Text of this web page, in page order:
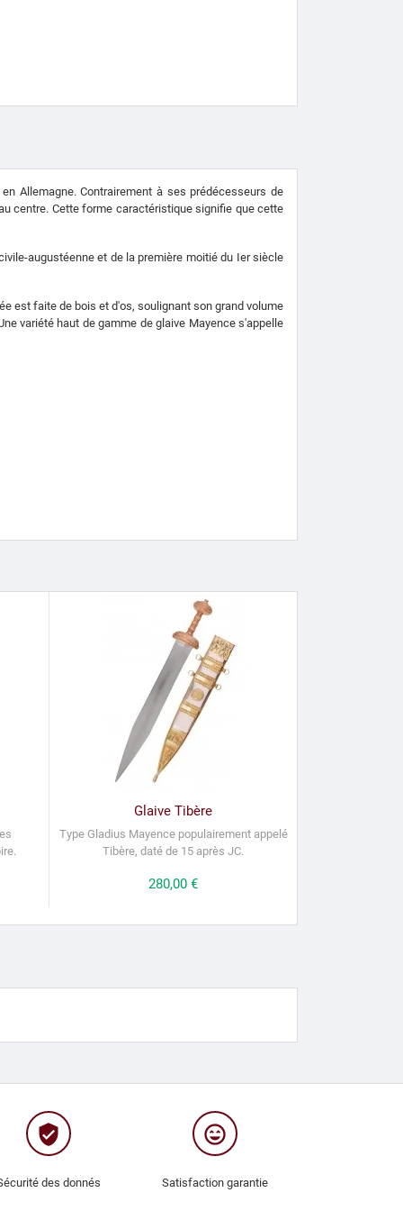
Allemagne. Contrairement à ses prédécesseurs de
centre. Cette forme caractéristique signifie que cette
augustéenne et de la première moitié du Ier siècle
est faite de bois et d'os, soulignant son grand volume
variété haut de gamme de glaive Mayence s'appelle
Glaive Tibère
Type Gladius Mayence populairement appelé
Tibère, daté de 15 après JC.
Prix
280,00 €
verified_user
des donnés
sentiment_very_satisfied
Satisfaction garantie